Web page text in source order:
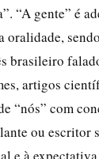
“A gente” é
oralidade,
brasileiro
artigos
“nós” com
ou escritor
e à